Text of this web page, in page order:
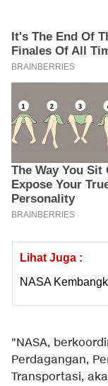
Lihat Juga :
NASA
"NASA,
Perdagangan,
Transportasi,